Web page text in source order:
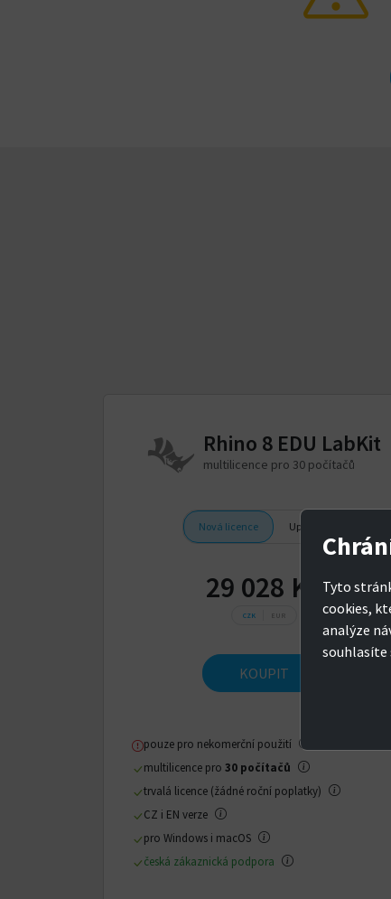
Rhino 8 EDU LabKit
multilicence pro 30 počítačů
Nová licence Upgrade
29 028 Kč
CZK EUR
KOUPIT
pouze pro nekomerční použití
multilicence pro 30 počítačů
trvalá licence (žádné roční poplatky)
CZ i EN verze
pro Windows i macOS
česká zákaznická podpora
Tyto
cookies,
analýze
souhlasíte